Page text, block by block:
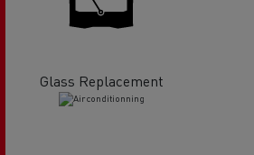
Glass Replacement